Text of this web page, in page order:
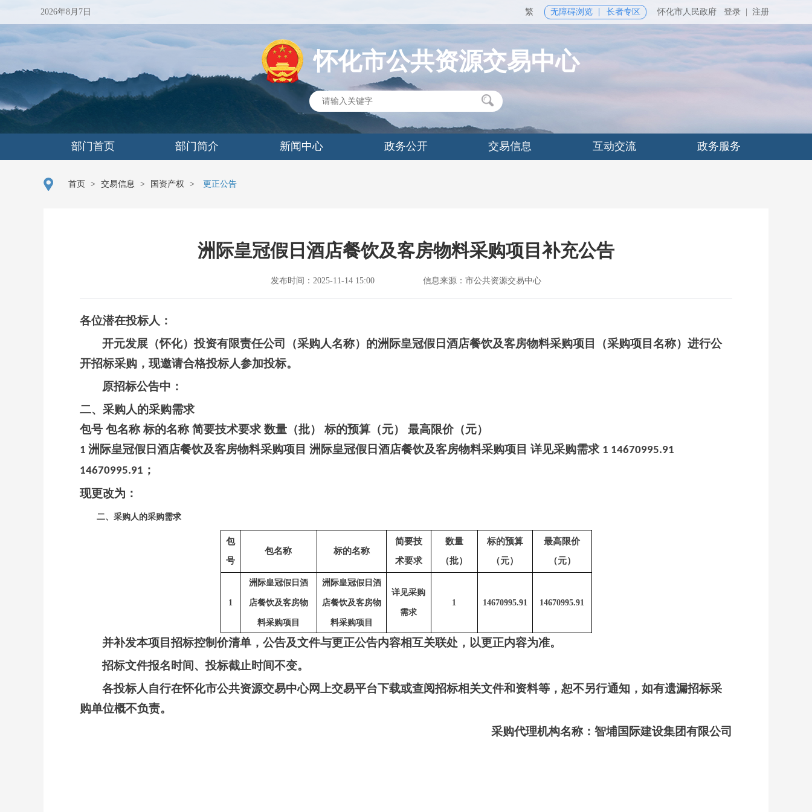
2026年8月7日 繁 无障碍浏览 长者专区 怀化市人民政府 登录 注册
怀化市公共资源交易中心
部门首页 部门简介 新闻中心 政务公开 交易信息 互动交流 政务服务
首页 > 交易信息 > 国资产权 > 更正公告
洲际皇冠假日酒店餐饮及客房物料采购项目补充公告
发布时间：2025-11-14 15:00 信息来源：市公共资源交易中心
各位潜在投标人：
开元发展（怀化）投资有限责任公司（采购人名称）的洲际皇冠假日酒店餐饮及客房物料采购项目（采购项目名称）进行公
开招标采购，现邀请合格投标人参加投标。
原招标公告中：
二、采购人的采购需求
包号 包名称 标的名称 简要技术要求 数量（批） 标的预算（元） 最高限价（元）
1 洲际皇冠假日酒店餐饮及客房物料采购项目 洲际皇冠假日酒店餐饮及客房物料采购项目 详见采购需求 1 14670995.91
14670995.91 ；
现更改为：
二、采购人的采购需求
包
号
包名称 标的名称
简要技
术要求
数量
（批）
标的预算
（元）
最高限价
（元）
1
洲际皇冠假日酒
店餐饮及客房物
料采购项目
洲际皇冠假日酒
店餐饮及客房物
料采购项目
详见采购
需求
1 14670995.91 14670995.91
并补发本项目招标控制价清单，公告及文件与更正公告内容相互关联处，以更正内容为准。
招标文件报名时间、投标截止时间不变。
各投标人自行在怀化市公共资源交易中心网上交易平台下载或查阅招标相关文件和资料等，恕不另行通知，如有遗漏招标采
购单位概不负责。
采购代理机构名称：智埔国际建设集团有限公司